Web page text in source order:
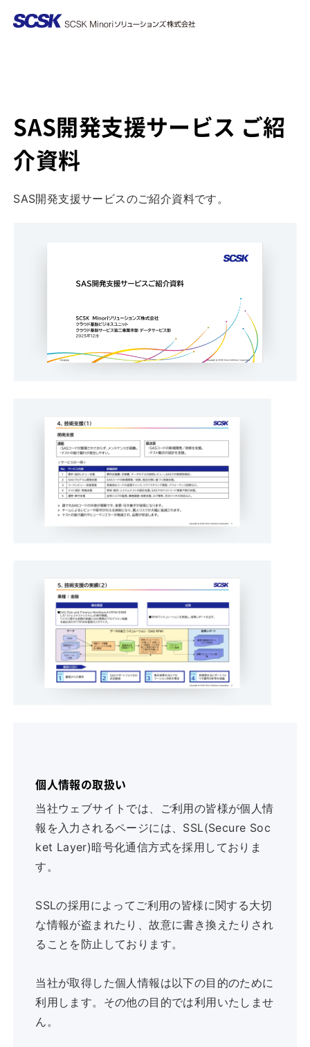
SAS開発支援サービス ご紹
介資料
SAS開発支援サービスのご紹介資料です。
個人情報の取扱い
当社ウェブサイトでは、ご利用の皆様が個人情
報を入力されるページには、SSL(Secure Soc
ket Layer)暗号化通信方式を採用しておりま
す。
SSLの採用によってご利用の皆様に関する大切
な情報が盗まれたり、故意に書き換えたりされ
ることを防止しております。
当社が取得した個人情報は以下の目的のために
利用します。その他の目的では利用いたしませ
ん。